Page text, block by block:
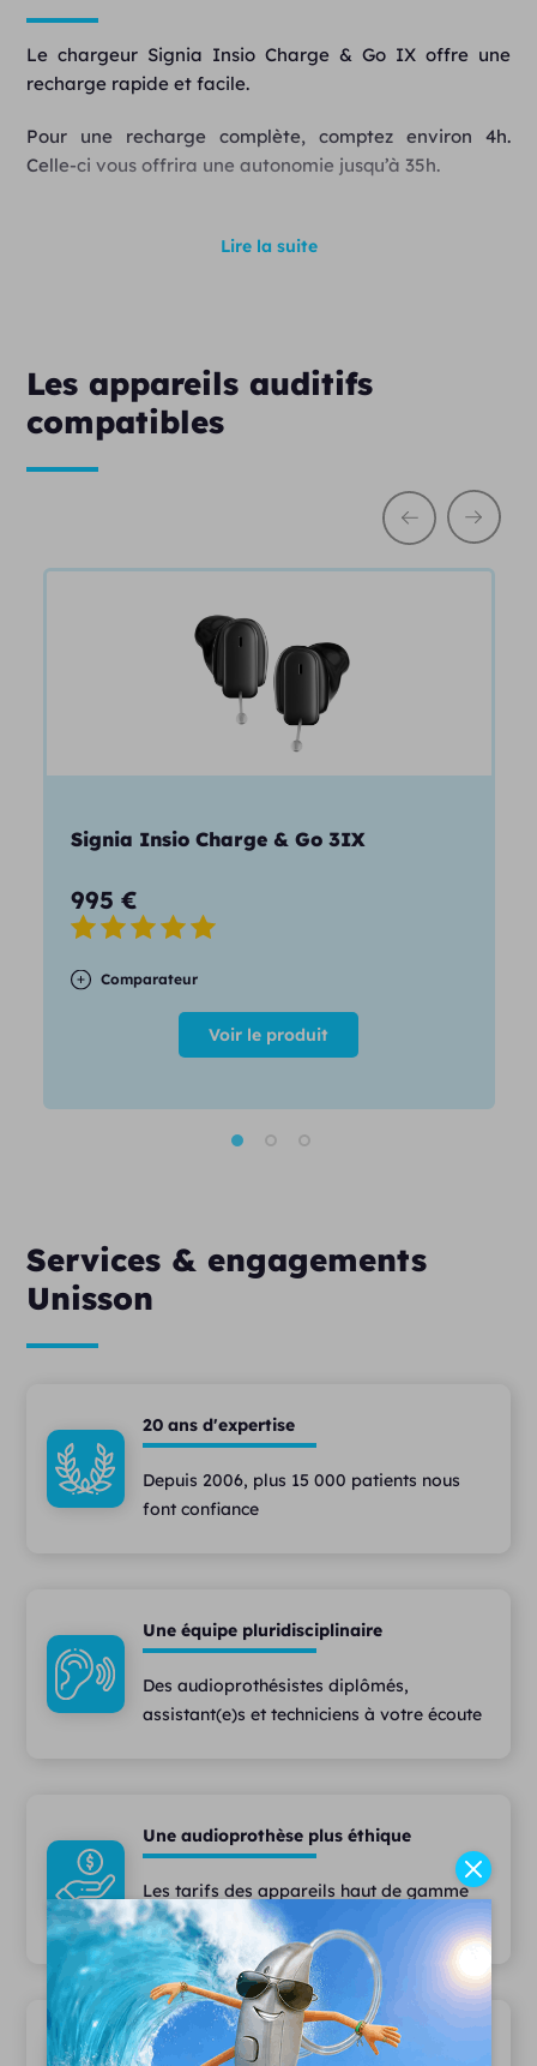
Le chargeur Signia Insio Charge & Go IX offre une
recharge rapide et facile.
Pour une recharge complète, comptez environ 4h.
Celle-ci vous offrira une autonomie jusqu’à 35h.
Lire la suite
Les appareils auditifs
compatibles
Signia Insio Charge & Go 3IX
995 €
Comparateur
Voir le produit
Services & engagements
Unisson
20 ans d'expertise
Depuis 2006, plus 15 000 patients nous
font confiance
Une équipe pluridisciplinaire
Des audioprothésistes diplômés,
assistant(e)s et techniciens à votre écoute
Une audioprothèse plus éthique
Les tarifs des appareils haut de gamme
les moins chers du marché
Le plus large choix d'appareils auditifs